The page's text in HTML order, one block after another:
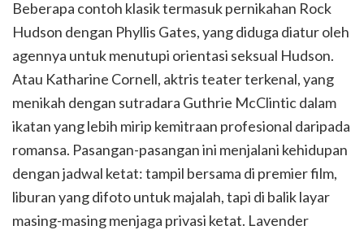
Beberapa contoh klasik termasuk pernikahan Rock
Hudson dengan Phyllis Gates, yang diduga diatur oleh
agennya untuk menutupi orientasi seksual Hudson.
Atau Katharine Cornell, aktris teater terkenal, yang
menikah dengan sutradara Guthrie McClintic dalam
ikatan yang lebih mirip kemitraan profesional daripada
romansa. Pasangan-pasangan ini menjalani kehidupan
dengan jadwal ketat: tampil bersama di premier film,
liburan yang difoto untuk majalah, tapi di balik layar
masing-masing menjaga privasi ketat. Lavender